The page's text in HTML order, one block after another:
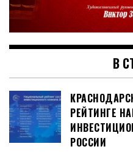
В
РЕЙТИНГЕ
РОССИИ